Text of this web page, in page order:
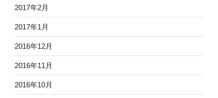
2017年2月
2017年1月
2016年12月
2016年11月
2016年10月